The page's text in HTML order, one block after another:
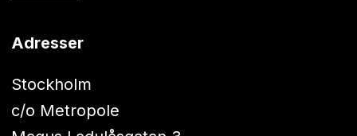
Adresser
Stockholm
c/o Metropole